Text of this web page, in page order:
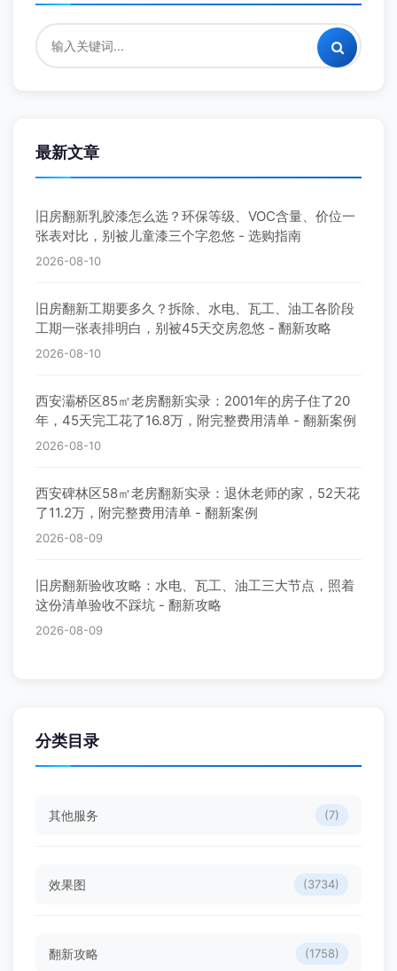
最新文章
旧房翻新乳胶漆怎么选？环保等级、VOC含量、价位一
张表对比，别被儿童漆三个字忽悠 - 选购指南
2026-08-10
旧房翻新工期要多久？拆除、水电、瓦工、油工各阶段
工期一张表排明白，别被45天交房忽悠 - 翻新攻略
2026-08-10
西安灞桥区85㎡老房翻新实录：2001年的房子住了20
年，45天完工花了16.8万，附完整费用清单 - 翻新案例
2026-08-10
西安碑林区58㎡老房翻新实录：退休老师的家，52天花
了11.2万，附完整费用清单 - 翻新案例
2026-08-09
旧房翻新验收攻略：水电、瓦工、油工三大节点，照着
这份清单验收不踩坑 - 翻新攻略
2026-08-09
分类目录
其他服务 (7)
效果图 (3734)
翻新攻略 (1758)